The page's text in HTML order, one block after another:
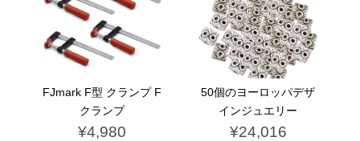
FJmark F型 クランプ F
クランプ
¥4,980
50個のヨーロッパデザ
インジュエリー
¥24,016